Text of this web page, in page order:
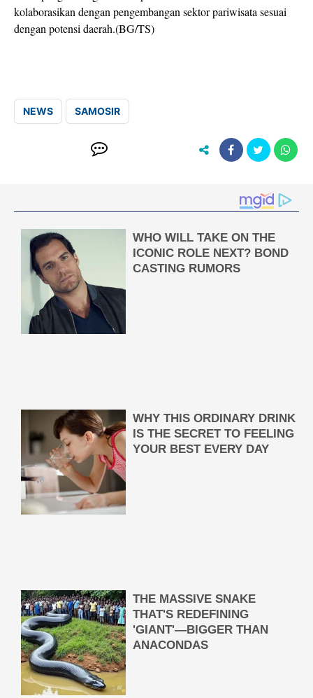
kolaborasikan dengan pengembangan sektor pariwisata sesuai
dengan potensi daerah.(BG/TS)
NEWS SAMOSIR